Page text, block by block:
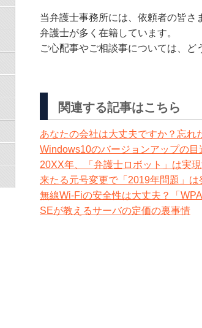
当弁護士事務所には、依頼者の皆さ
弁護士が多く在籍しています。
ご心配事やご相談事については、ど
関連する記事はこちら
あなたの会社は大丈夫ですか？忘
Windows10のバージョンアップの目
20XX年、「弁護士ロボット」は実
来たる元号変更で「2019年問題」
無線Wi-Fiの安全性は大丈夫？「
SEが教えるサーバの定価の裏事情